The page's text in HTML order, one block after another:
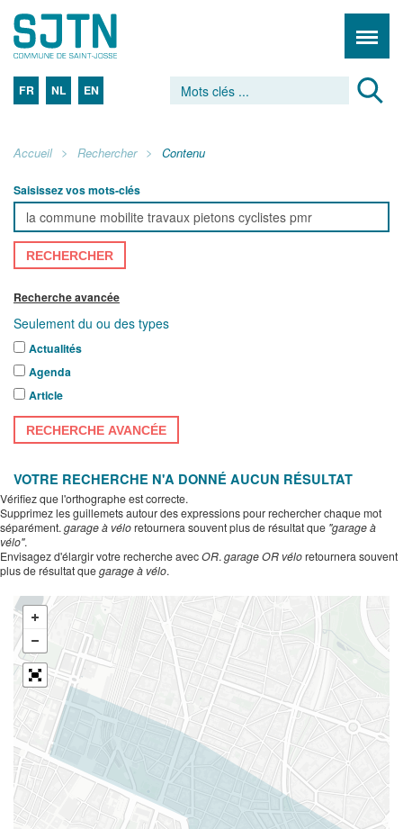
FR NL EN
Accueil Rechercher Contenu
Saisissez vos mots-clés
RECHERCHER
Recherche avancée
Seulement du ou des types
Actualités
Agenda
Article
RECHERCHE AVANCÉE
VOTRE RECHERCHE N'A DONNÉ AUCUN RÉSULTAT
Vérifiez que l'orthographe est correcte.
Supprimez les guillemets autour des expressions pour rechercher chaque mot
séparément. garage à véloretournera souvent plus de résultat que "garage à
vélo".
Envisagez d'élargir votre recherche avecOR. garage OR véloretournera souvent
plus de résultat quegarage à vélo.